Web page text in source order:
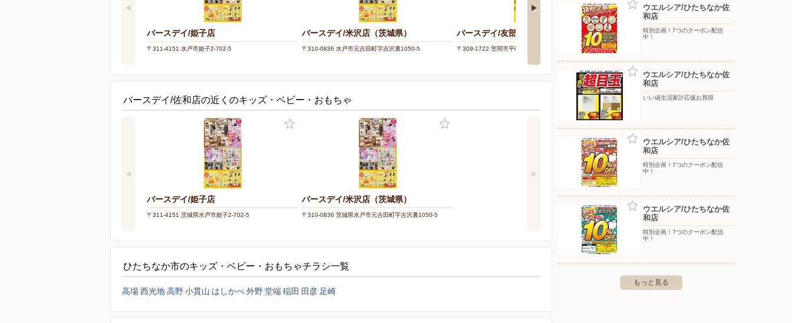
バースデイ/姫子店
〒311-4151 水戸市姫子2-702-5
バースデイ/米沢店（茨城県）
〒310-0836 水戸市元吉田町字吉沢裏1050-5
バースデイ/友部店
〒309-1722 笠間市平町2118
バースデイ/小川玉里店
〒311-3435 小美玉市田木谷227
バースデイ/佐和店の近くのキッズ・ベビー・おもちゃ
バースデイ/姫子店
〒311-4151 茨城県水戸市姫子2-702-5
バースデイ/米沢店（茨城県）
〒310-0836 茨城県水戸市元吉田町字吉沢裏1050-5
ひたちなか市のキッズ・ベビー・おもちゃチラシ一覧
高場西光地高野小貫山 はしかべ外野堂端稲田 田彦 足崎
ウエルシア/ひたちなか佐
和店
特別企画！7つのクーポン配信
中！
ウエルシア/ひたちなか佐
和店
いい値生活家計応援お買得
ウエルシア/ひたちなか佐
和店
特別企画！7つのクーポン配信
中！
ウエルシア/ひたちなか佐
和店
特別企画！7つのクーポン配信
中！
もっと見る